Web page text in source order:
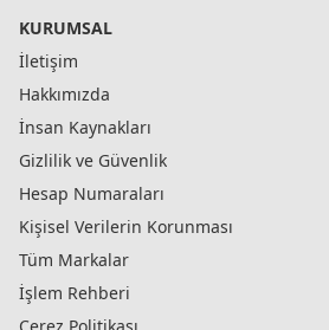
KURUMSAL
İletişim
Hakkımızda
İnsan Kaynakları
Gizlilik ve Güvenlik
Hesap Numaraları
Kişisel Verilerin Korunması
Tüm Markalar
İşlem Rehberi